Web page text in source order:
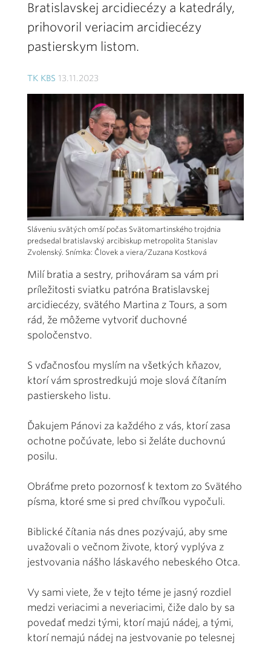
Bratislavskej arcidiecézy a katedrály,
prihovoril veriacim arcidiecézy
pastierskym listom.
TK KBS 13.11.2023
Sláveniu svätých omší počas Svätomartinského trojdnia
predsedal bratislavský arcibiskup metropolita Stanislav
Zvolenský. Snímka: Človek a viera/Zuzana Kostková
Milí bratia a sestry, prihováram sa vám pri
príležitosti sviatku patróna Bratislavskej
arcidiecézy, svätého Martina z Tours, a som
rád, že môžeme vytvoriť duchovné
spoločenstvo.
S vďačnosťou myslím na všetkých kňazov,
ktorí vám sprostredkujú moje slová čítaním
pastierskeho listu.
Ďakujem Pánovi za každého z vás, ktorí zasa
ochotne počúvate, lebo si želáte duchovnú
posilu.
Obráťme preto pozornosť k textom zo Svätého
písma, ktoré sme si pred chvíľkou vypočuli.
Biblické čítania nás dnes pozývajú, aby sme
uvažovali o večnom živote, ktorý vyplýva z
jestvovania nášho láskavého nebeského Otca.
Vy sami viete, že v tejto téme je jasný rozdiel
medzi veriacimi a neveriacimi, čiže dalo by sa
povedať medzi tými, ktorí majú nádej, a tými,
ktorí nemajú nádej na jestvovanie po telesnej